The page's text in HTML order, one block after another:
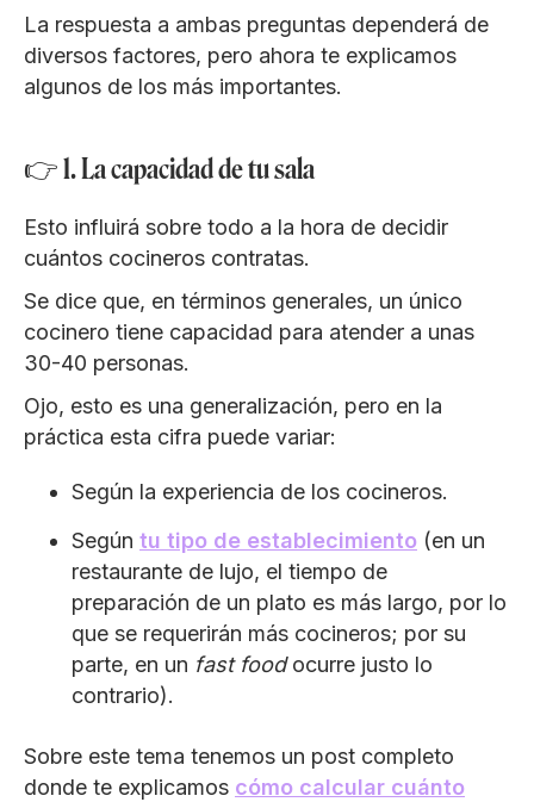
La respuesta a ambas preguntas dependerá de
diversos factores, pero ahora te explicamos
algunos de los más importantes.
👉 1. La capacidad de tu sala
Esto influirá sobre todo a la hora de decidir
cuántos cocineros contratas.
Se dice que, en términos generales, un único
cocinero tiene capacidad para atender a unas
30-40 personas.
Ojo, esto es una generalización, pero en la
práctica esta cifra puede variar:
Según la experiencia de los cocineros.
Según tu tipo de establecimiento (en un
restaurante de lujo, el tiempo de
preparación de un plato es más largo, por lo
que se requerirán más cocineros; por su
parte, en un fast foodocurre justo lo
contrario).
Sobre este tema tenemos un post completo
donde te explicamos cómo calcular cuánto